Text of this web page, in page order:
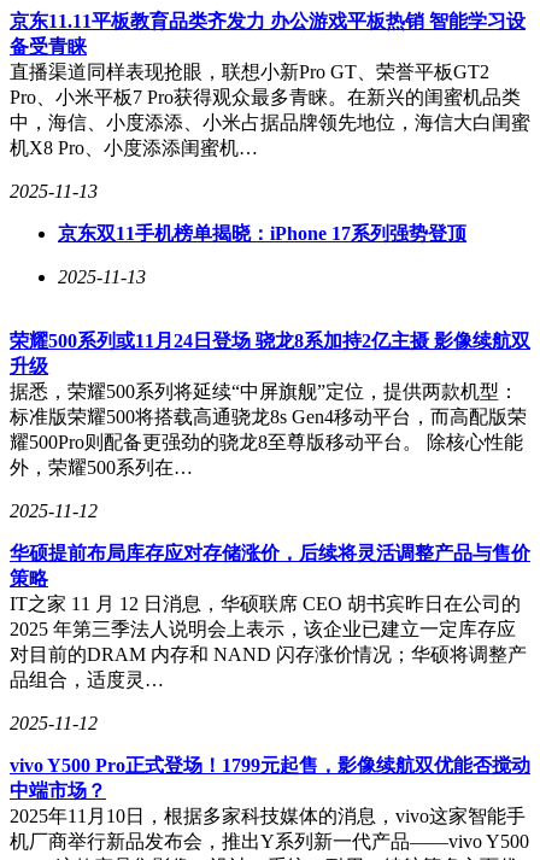
京东11.11平板教育品类齐发力 办公游戏平板热销 智能学习设
备受青睐
直播渠道同样表现抢眼，联想小新Pro GT、荣誉平板GT2
Pro、小米平板7 Pro获得观众最多青睐。在新兴的闺蜜机品类
中，海信、小度添添、小米占据品牌领先地位，海信大白闺蜜
机X8 Pro、小度添添闺蜜机…
2025-11-13
京东双11手机榜单揭晓：iPhone 17系列强势登顶
2025-11-13
荣耀500系列或11月24日登场 骁龙8系加持2亿主摄 影像续航双
升级
据悉，荣耀500系列将延续“中屏旗舰”定位，提供两款机型：
标准版荣耀500将搭载高通骁龙8s Gen4移动平台，而高配版荣
耀500Pro则配备更强劲的骁龙8至尊版移动平台。 除核心性能
外，荣耀500系列在…
2025-11-12
华硕提前布局库存应对存储涨价，后续将灵活调整产品与售价
策略
IT之家 11 月 12 日消息，华硕联席 CEO 胡书宾昨日在公司的
2025 年第三季法人说明会上表示，该企业已建立一定库存应
对目前的DRAM 内存和 NAND 闪存涨价情况；华硕将调整产
品组合，适度灵…
2025-11-12
vivo Y500 Pro正式登场！1799元起售，影像续航双优能否搅动
中端市场？
2025年11月10日，根据多家科技媒体的消息，vivo这家智能手
机厂商举行新品发布会，推出Y系列新一代产品——vivo Y500